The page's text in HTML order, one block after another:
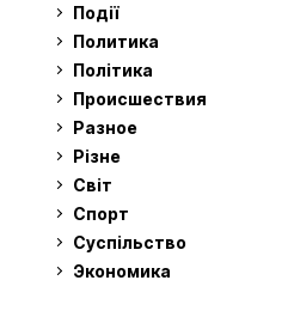
Події
Политика
Політика
Происшествия
Разное
Різне
Світ
Спорт
Суспільство
Экономика